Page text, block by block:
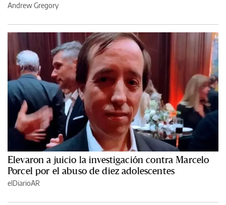
Andrew Gregory
Elevaron a juicio la investigación contra Marcelo
Porcel por el abuso de diez adolescentes
elDiarioAR